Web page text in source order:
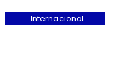
Internacional